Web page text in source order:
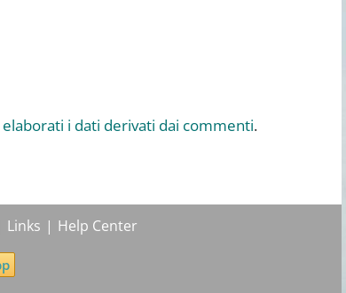
i dati derivati dai commenti.
Links Help Center